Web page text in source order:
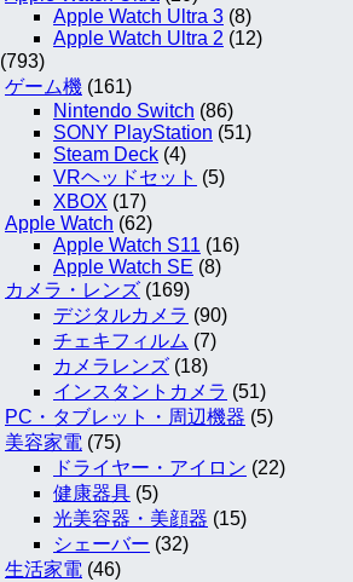
Apple Watch Ultra 3 (8)
Apple Watch Ultra 2 (12)
(793)
ゲーム機 (161)
Nintendo Switch (86)
SONY PlayStation (51)
Steam Deck (4)
VRヘッドセット (5)
XBOX (17)
Apple Watch (62)
Apple Watch S11 (16)
Apple Watch SE (8)
カメラ・レンズ (169)
デジタルカメラ (90)
チェキフィルム (7)
カメラレンズ (18)
インスタントカメラ (51)
PC・タブレット・周辺機器 (5)
美容家電 (75)
ドライヤー・アイロン (22)
健康器具 (5)
光美容器・美顔器 (15)
シェーバー (32)
生活家電 (46)